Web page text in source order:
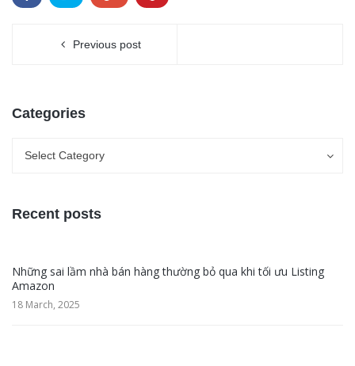
Previous post
Categories
Select Category
Recent posts
Những sai lầm nhà bán hàng thường bỏ qua khi tối ưu Listing
Amazon
18 March, 2025